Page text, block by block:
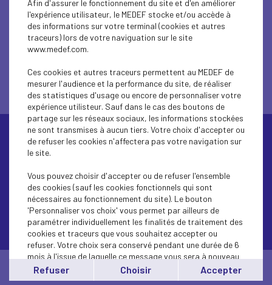
Retour en images
REVIVEZ LA SOIREE DE LANCEMENT DU RESEAU
FEMMES DU MEDEF METROPOLE ROUEN
NORMANDIE
Afin d'assurer le fonctionnement du site et d'en améliorer
l'expérience utilisateur, le MEDEF stocke et/ou accède à
des informations sur votre terminal (cookies et autres
traceurs) lors de votre naviguation sur le site
www.medef.com.
Ces cookies et autres traceurs permettent au MEDEF de
mesurer l'audience et la performance du site, de réaliser
des statistiques d'usage ou encore de personnaliser votre
expérience utilisteur. Sauf dans le cas des boutons de
partage sur les réseaux sociaux, les informations stockées
ne sont transmises à aucun tiers. Votre choix d'accepter ou
de refuser les cookies n'affectera pas votre navigation sur
le site.
Vous pouvez choisir d'accepter ou de refuser l'ensemble
des cookies (sauf les cookies fonctionnels qui sont
nécessaires au fonctionnement du site). Le bouton
'Personnaliser vos choix' vous permet par ailleurs de
paramétrer individuellement les finalités de traitement des
cookies et traceurs que vous souhaitez accepter ou
refuser. Votre choix sera conservé pendant une durée de 6
mois à l'issue de laquelle ce message vous sera à nouveau
affiché..
Vous pouvez modifier votre choix à tout moment en
Refuser Choisir Accepter